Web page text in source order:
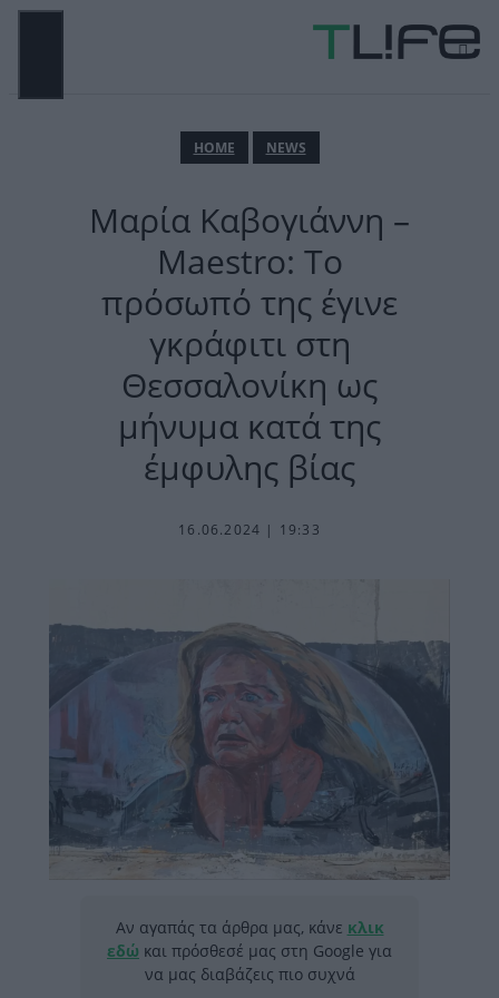
Μετάβαση
ΗΟΜΕ NEWS
Μαρία Καβογιάννη –
Maestro: Το
πρόσωπό της έγινε
γκράφιτι στη
Θεσσαλονίκη ως
μήνυμα κατά της
έμφυλης βίας
16.06.2024 | 19:33
Αν αγαπάς τα άρθρα μας, κάνε κλικ
εδώ και πρόσθεσέ μας στη Google για
να μας διαβάζεις πιο συχνά